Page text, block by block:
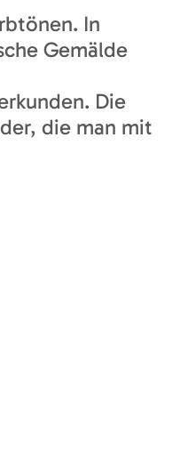
In
Gemälde
Die
die man mit